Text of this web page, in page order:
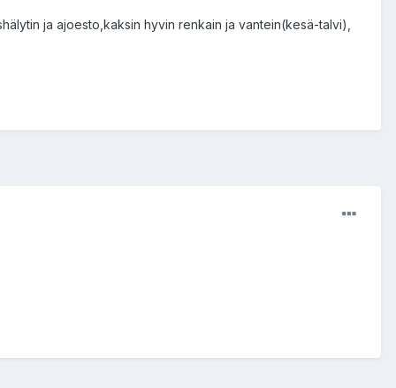
ja ajoesto,kaksin hyvin renkain ja vantein(kesä-talvi),